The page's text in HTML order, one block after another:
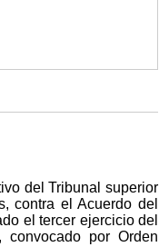
del Tribunal superior
contra el Acuerdo del
el tercer ejercicio del
por Orden